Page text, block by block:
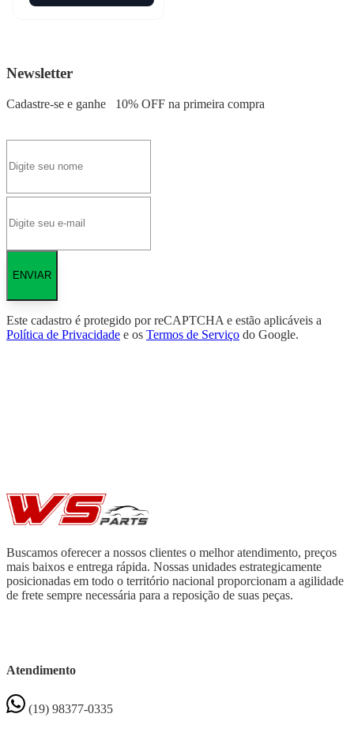
Newsletter
Cadastre-se e ganhe 10% OFF na primeira compra
ENVIAR
Este cadastro é protegido por reCAPTCHA e estão aplicáveis a
Política de Privacidade e os Termos de Serviço do Google.
Buscamos oferecer a nossos clientes o melhor atendimento, preços
mais baixos e entrega rápida. Nossas unidades estrategicamente
posicionadas em todo o território nacional proporcionam a agilidade
de frete sempre necessária para a reposição de suas peças.
Atendimento
(19) 98377-0335